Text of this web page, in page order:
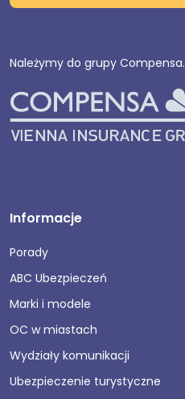
Należymy do grupy Compensa.
Informacje
Porady
ABC Ubezpieczeń
Marki i modele
OC w miastach
Wydziały komunikacji
Ubezpieczenie turystyczne